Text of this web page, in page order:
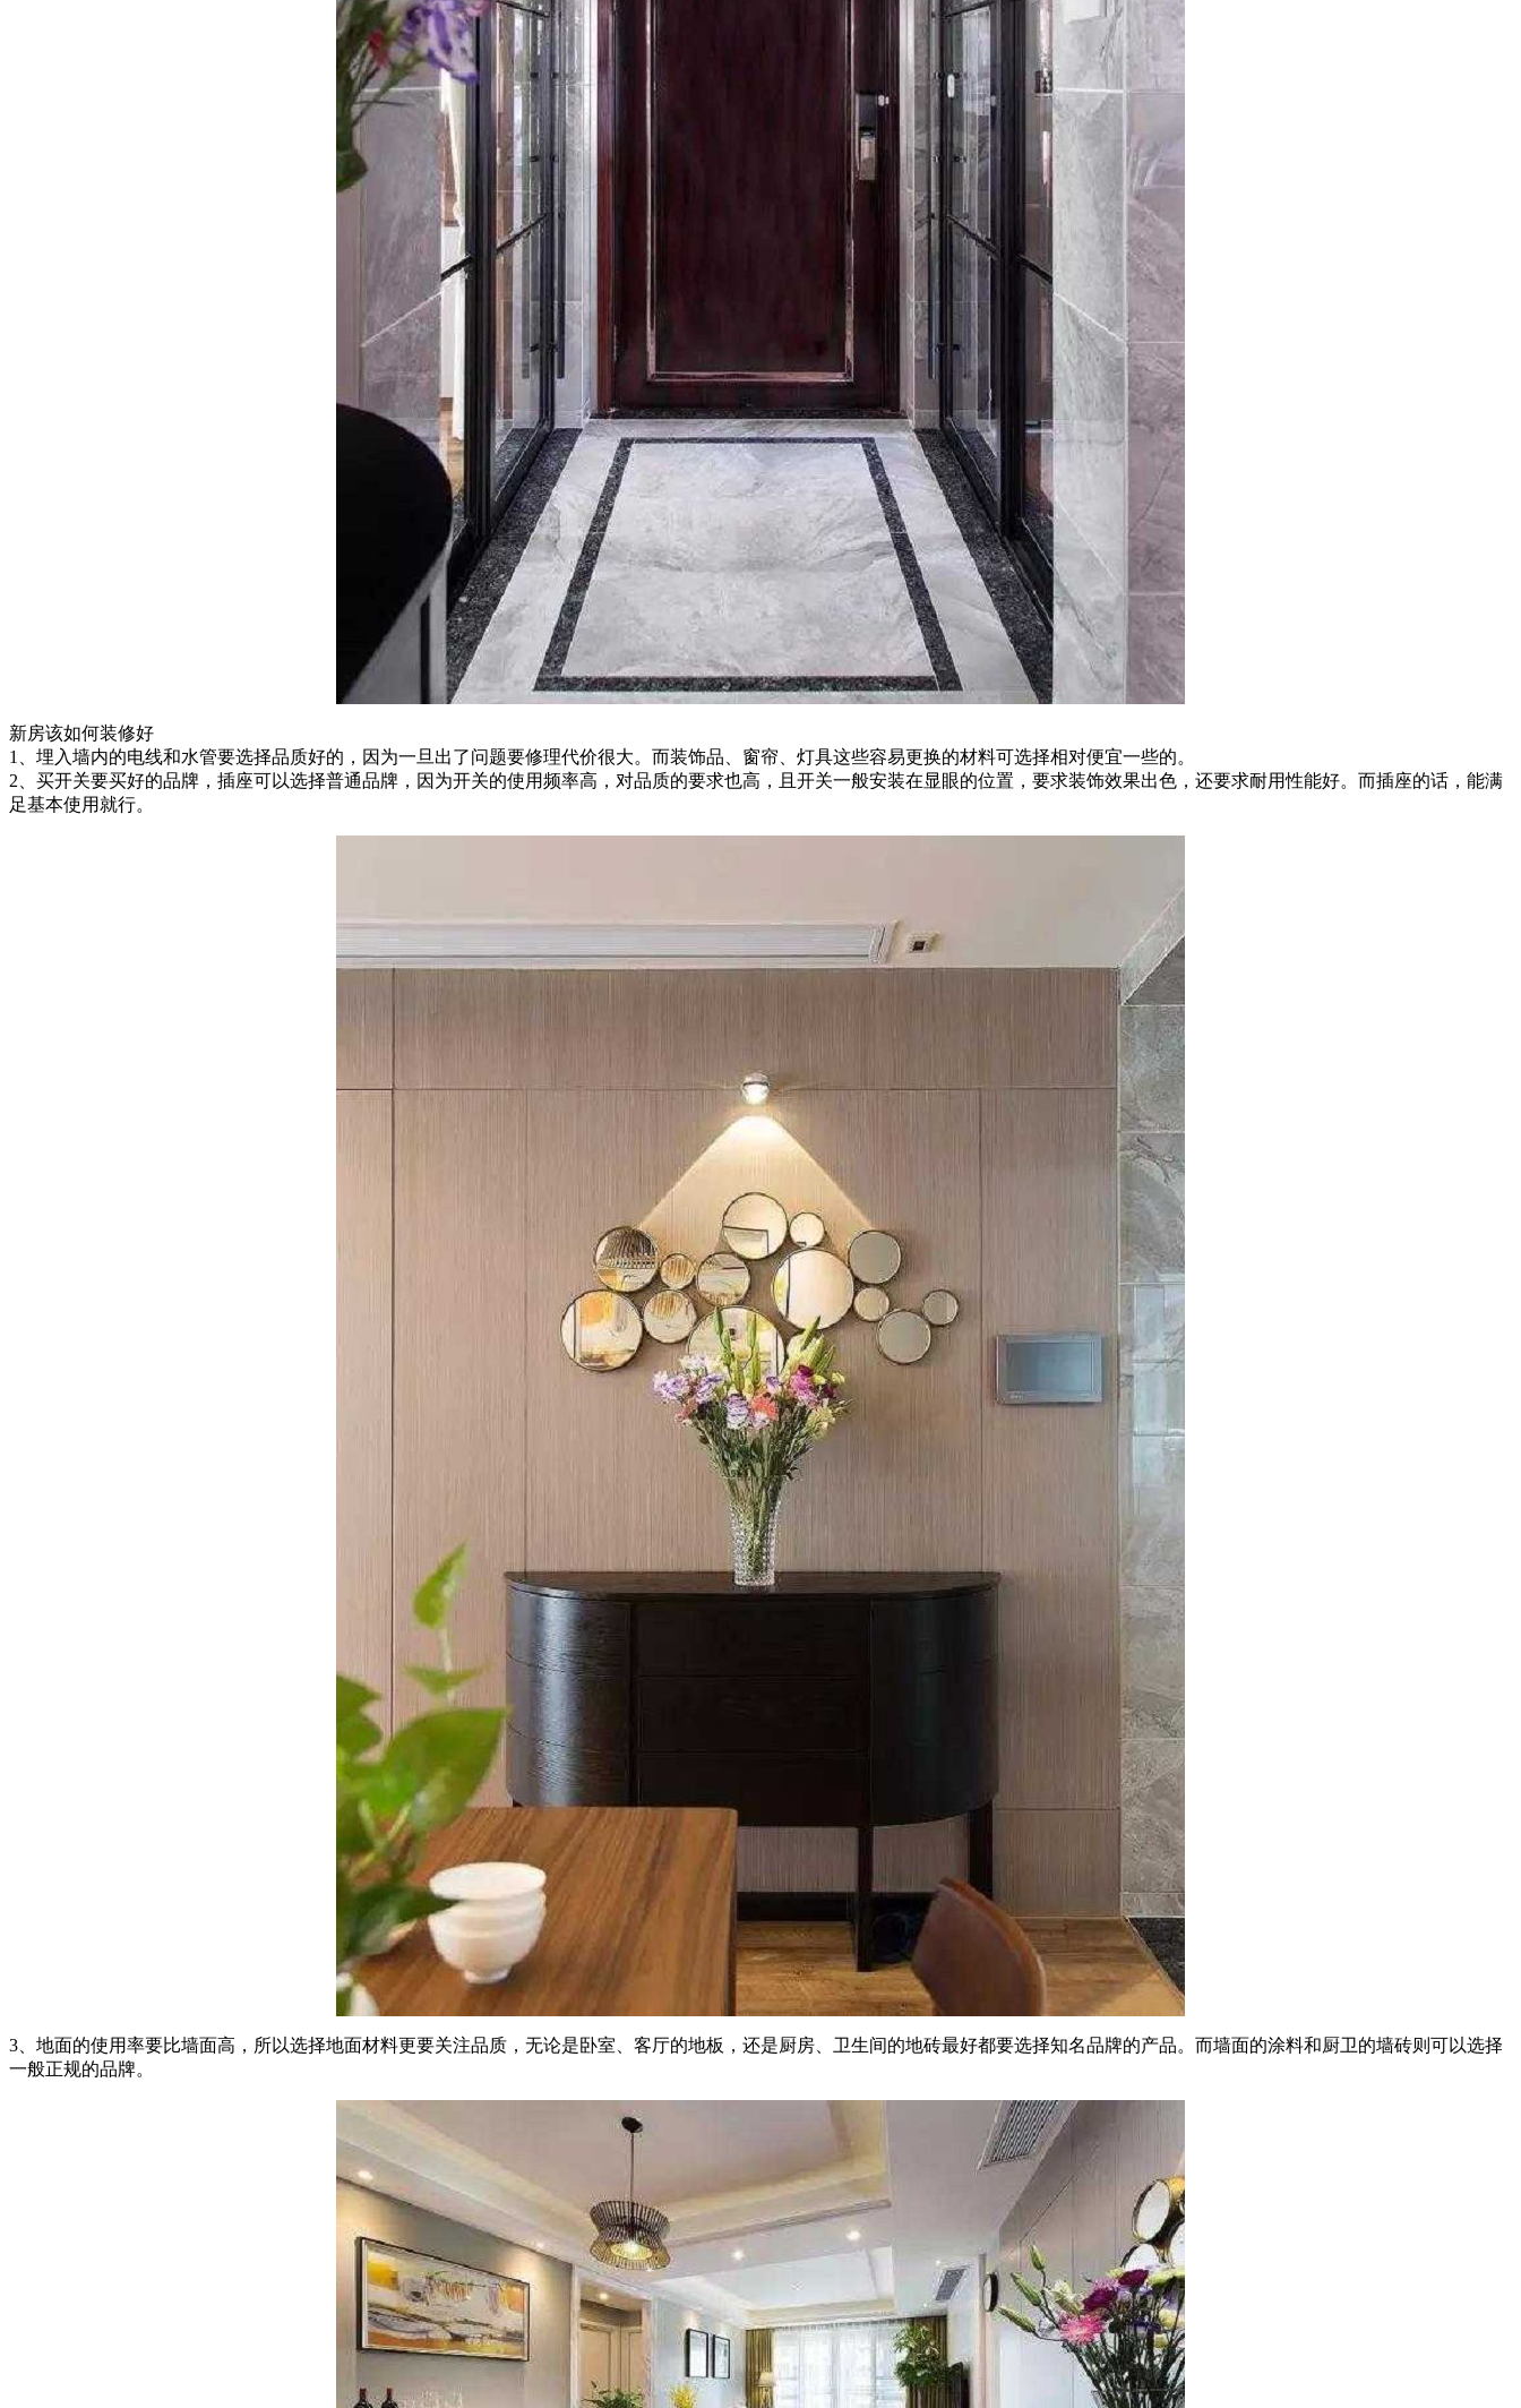
新房该如何装修好
1、埋入墙内的电线和水管要选择品质好的，因为一旦出了问题要修理代价很大。而装饰品、窗帘、灯具这些容易更换的材料可选择相对便宜一些的。
2、买开关要买好的品牌，插座可以选择普通品牌，因为开关的使用频率高，对品质的要求也高，且开关一般安装在显眼的位置，要求装饰效果出色，还要求耐用性能好。而插座的话，能满
足基本使用就行。
3、地面的使用率要比墙面高，所以选择地面材料更要关注品质，无论是卧室、客厅的地板，还是厨房、卫生间的地砖最好都要选择知名品牌的产品。而墙面的涂料和厨卫的墙砖则可以选择
一般正规的品牌。